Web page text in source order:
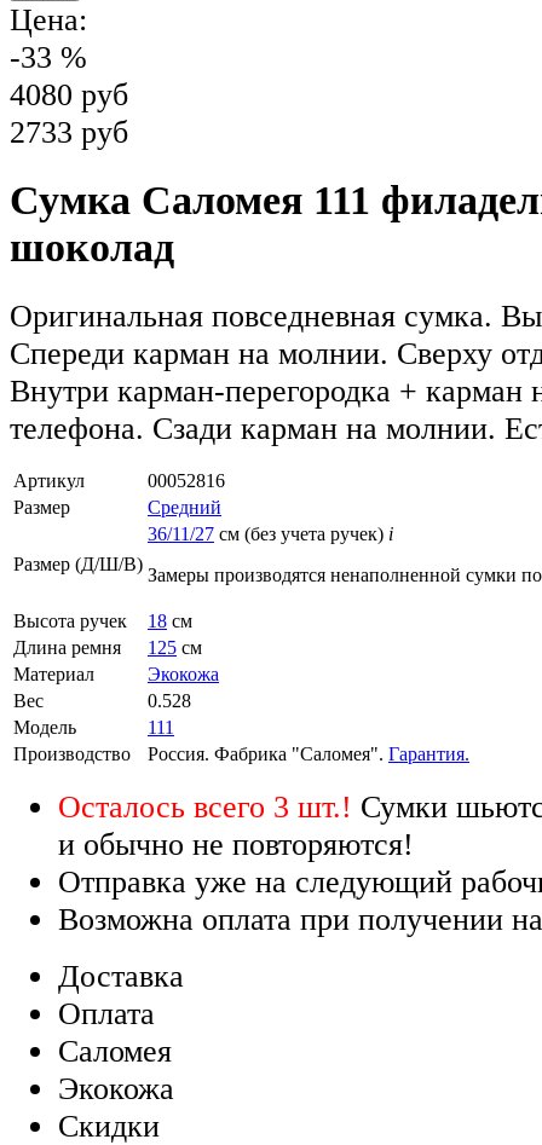
Цена:
-33 %
4080 руб
2733 руб
Сумка Саломея 111
шоколад
Оригинальная повседневная сумка.
Спереди карман на молнии. Сверху
Внутри карман-перегородка +
телефона. Сзади карман на молнии.
Артикул
00052816
Размер
Средний
Размер (Д/Ш/В)
36/11/27 см (без учета ручек) i
Замеры производятся ненаполненной сумки
Высота ручек 18 см
Длина ремня
125 см
Материал
Экокожа
Вес
0.528
Модель
111
Производство
Россия. Фабрика "Саломея". Гарантия.
Осталось всего 3 шт.! Сумки
и обычно не повторяются!
Отправка уже на следующий
Возможна оплата при получении
Доставка
Оплата
Саломея
Экокожа
Скидки